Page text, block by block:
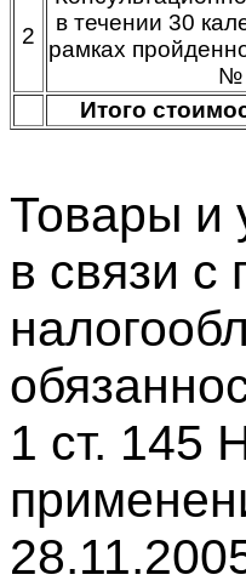
2
в течении 30
рамках
№
Итого
Товары и
в связи
1 ст. 145